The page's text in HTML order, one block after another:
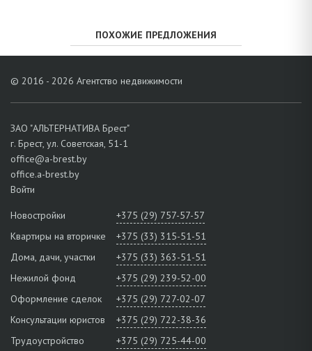
ПОХОЖИЕ ПРЕДЛОЖЕНИЯ
© 2016 - 2026 Агентство недвижимости
ЗАО "АЛЬТЕРНАТИВА Брест"
г. Брест, ул. Советская, 51-1
office@a-brest.by
office.a-brest.by
Войти
Новостройки
+375 (29) 757-57-57
Квартиры на вторичке
+375 (33) 315-51-51
Дома, дачи, участки
+375 (33) 363-51-51
Нежилой фонд
+375 (29) 239-52-00
Оформление сделок
+375 (29) 727-02-07
Консультации юристов
+375 (29) 722-38-36
Трудоустройство
+375 (29) 725-44-00